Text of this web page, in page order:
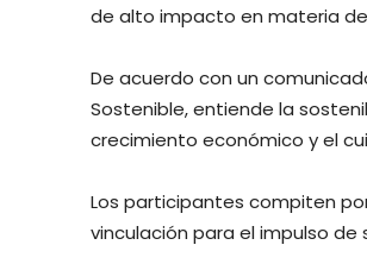
de alto impacto en materia
De acuerdo con un
Sostenible, entiende la
crecimiento económico y el
Los participantes compiten
vinculación para el impulso